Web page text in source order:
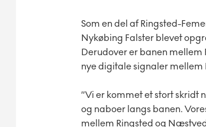
Som en del af Ringsted-
Nykøbing Falster blevet
Derudover er banen mellem
nye digitale signaler mellem
”Vi er kommet et stort
og naboer langs banen.
mellem Ringsted og